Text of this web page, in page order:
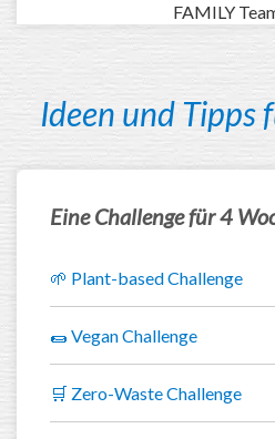
FAMILY
Ideen und Tipps
Eine Challenge für 4
🌱 Plant-based Challenge
🌯 Vegan Challenge
🛒 Zero-Waste Challenge